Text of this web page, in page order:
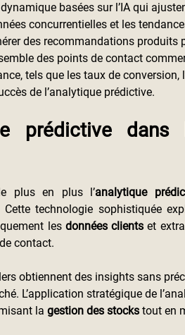
basées sur l’IA qui
concurrentielles et les
des recommandations produits
des points de contact
tels que les taux de conversion,
de l’analytique prédictive.
prédictive
plus en plus l’analytique
technologie sophistiquée
les données clients et
contact.
obtiennent des insights sans
L’application stratégique de
la gestion des stocks tout en